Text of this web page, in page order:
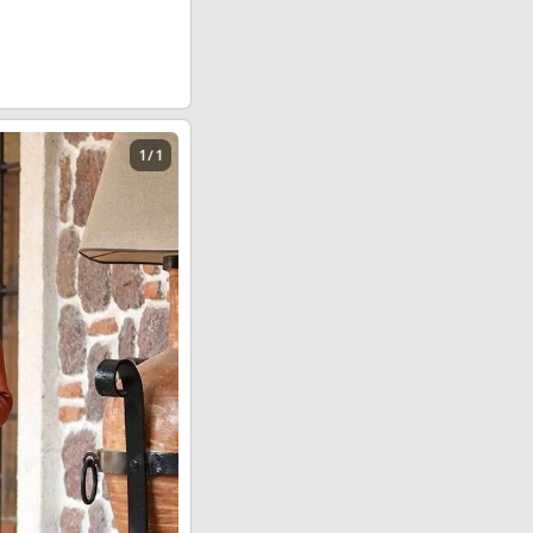
1 / 1